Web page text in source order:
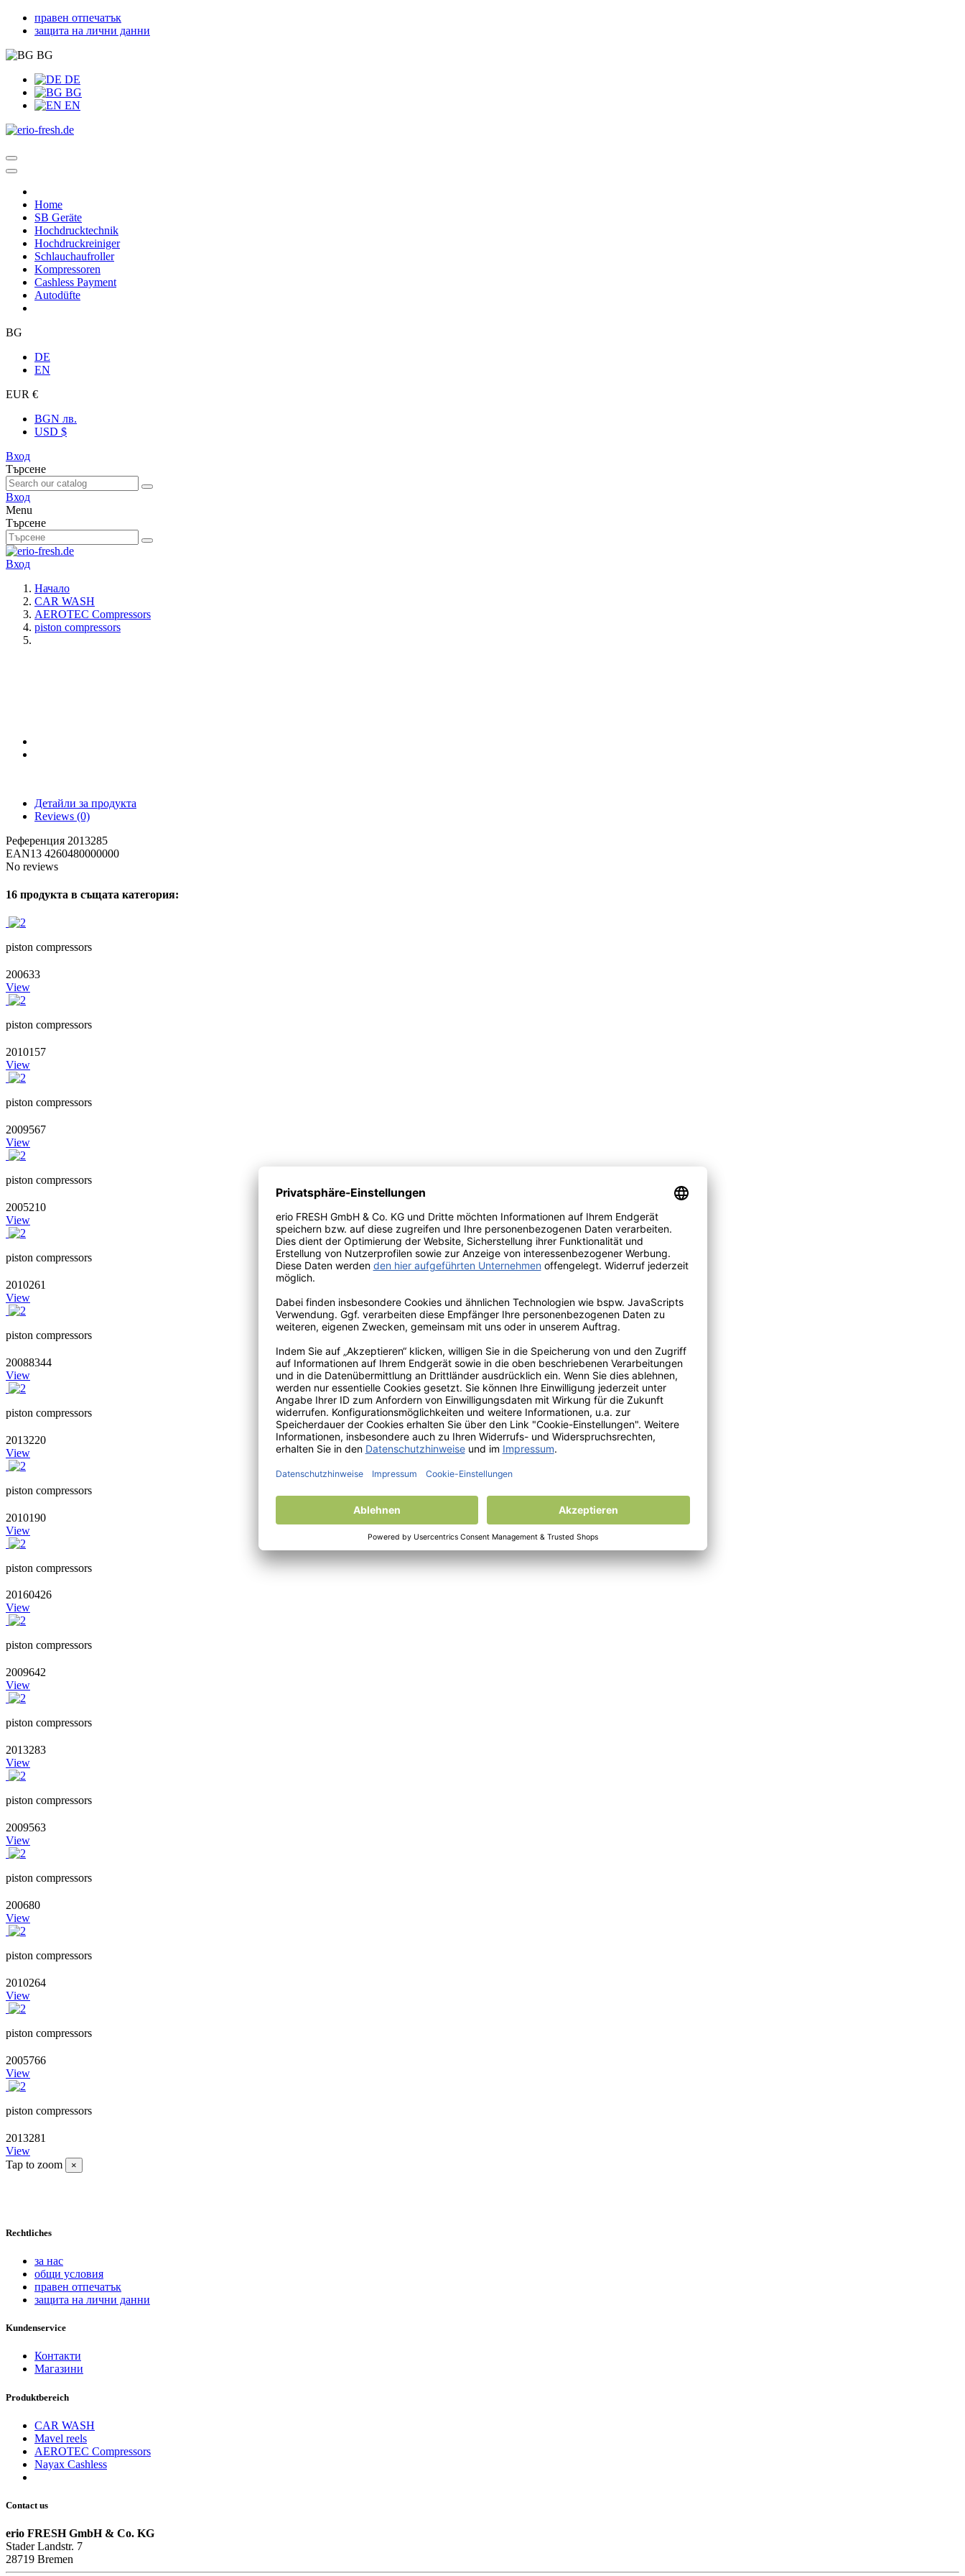
правен отпечатък
защита на лични данни
BG
DE
BG
EN
Home
SB Geräte
Hochdrucktechnik
Hochdruckreiniger
Schlauchaufroller
Kompressoren
Cashless Payment
Autodüfte
BG
DE
EN
EUR €
BGN лв.
USD $
Вход
Търсене
Вход
Menu
Търсене
Вход
Начало
CAR WASH
AEROTEC Compressors
piston compressors
Детайли за продукта
Reviews (0)
Референция 2013285
EAN13 4260480000000
No reviews
16 продукта в същата категория:
piston compressors
200633
View
piston compressors
2010157
View
piston compressors
2009567
View
piston compressors
2005210
View
piston compressors
2010261
View
piston compressors
20088344
View
piston compressors
2013220
View
piston compressors
2010190
View
piston compressors
20160426
View
piston compressors
2009642
View
piston compressors
2013283
View
piston compressors
2009563
View
piston compressors
200680
View
piston compressors
2010264
View
piston compressors
2005766
View
piston compressors
2013281
View
Tap to zoom
×
Rechtliches
за нас
общи условия
правен отпечатък
защита на лични данни
Kundenservice
Контакти
Магазини
Produktbereich
CAR WASH
Mavel reels
AEROTEC Compressors
Nayax Cashless
Contact us
erio FRESH GmbH & Co. KG
Stader Landstr. 7
28719 Bremen